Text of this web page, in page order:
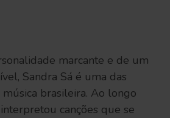
marcante e de um
Sandra Sá é uma das
música brasileira. Ao longo
canções que se